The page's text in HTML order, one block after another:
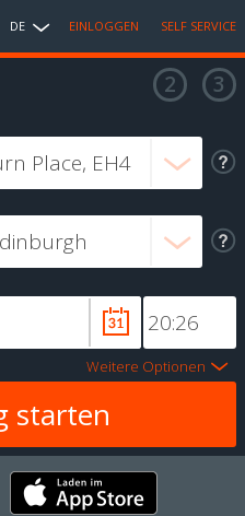
DE EINLOGGEN SELF SERVICE
Weitere Optionen